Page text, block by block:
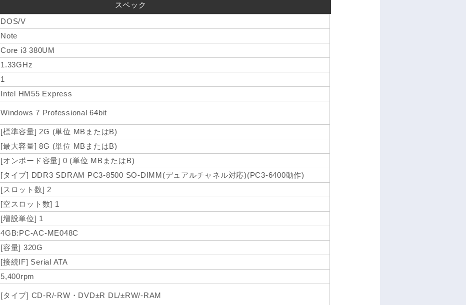
スペック
DOS/V
Note
Core i3 380UM
1.33GHz
1
Intel HM55 Express
Windows 7 Professional 64bit
[標準容量] 2G (単位 MBまたはB)
[最大容量] 8G (単位 MBまたはB)
[オンボード容量] 0 (単位 MBまたはB)
[タイプ] DDR3 SDRAM PC3-8500 SO-DIMM(デュアルチャネル対応)(PC3-6400動作)
[スロット数] 2
[空スロット数] 1
[増設単位] 1
4GB:PC-AC-ME048C
[容量] 320G
[接続IF] Serial ATA
5,400rpm
[タイプ] CD-R/-RW・DVD±R DL/±RW/-RAM